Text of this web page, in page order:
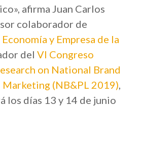
afirma Juan Carlos
colaborador de
y Empresa de la
del VI Congreso
on National Brand
(NB&PL 2019),
los días 13 y 14 de junio